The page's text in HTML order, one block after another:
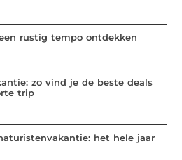
rustig tempo ontdekken
zo vind je de beste deals
trip
het hele jaar